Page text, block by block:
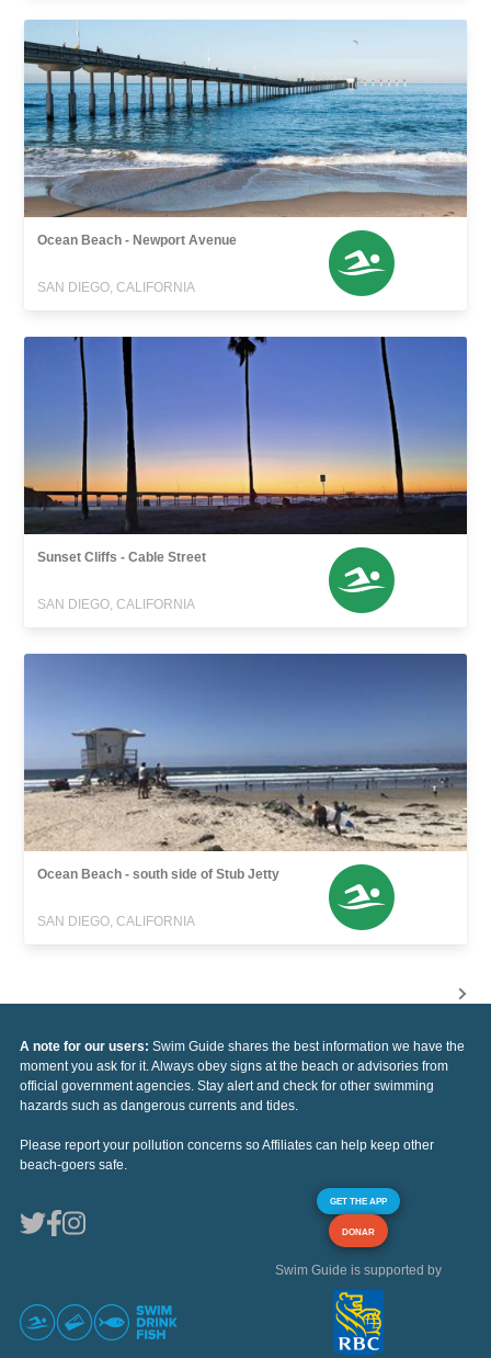
Ocean Beach - Newport Avenue
SAN DIEGO, CALIFORNIA
Sunset Cliffs - Cable Street
SAN DIEGO, CALIFORNIA
Ocean Beach - south side of Stub Jetty
SAN DIEGO, CALIFORNIA
A note for our users: Swim Guide shares the best information we have the
moment you ask for it. Always obey signs at the beach or advisories from
official government agencies. Stay alert and check for other swimming
hazards such as dangerous currents and tides.
Please report your pollution concerns so Affiliates can help keep other
beach-goers safe.
GET THE APP
DONAR
Swim Guide is supported by